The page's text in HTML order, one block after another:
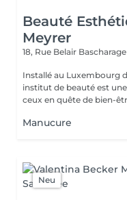
Beauté
Meyrer
18, Rue Belair
Installé au Luxembourg
institut de beauté est
ceux en quête de bien-
Manucure
Neu